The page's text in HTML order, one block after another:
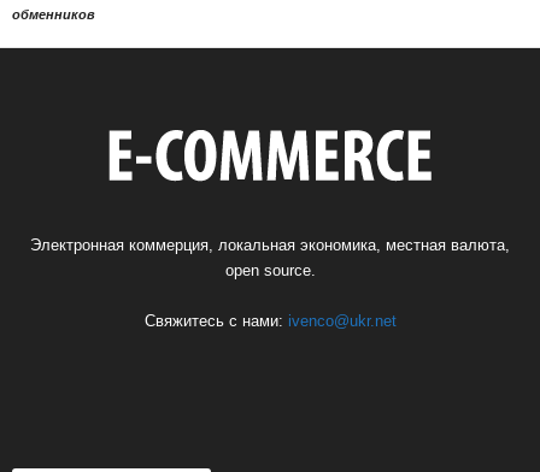
обменников
Электронная коммерция, локальная экономика, местная валюта,
open source.
Свяжитесь с нами: ivenco@ukr.net